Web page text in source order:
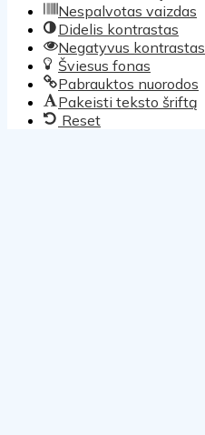
Nespalvotas vaizdas
Didelis kontrastas
Negatyvus kontrastas
Šviesus fonas
Pabrauktos nuorodos
Pakeisti teksto šriftą
Reset